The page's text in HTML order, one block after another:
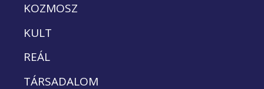
KOZMOSZ
KULT
REÁL
TÁRSADALOM